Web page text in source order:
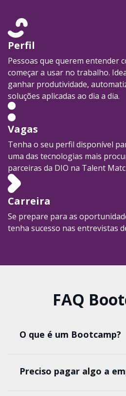
Perfil
Pessoas que querem entender
começar a usar no trabalho.
ganhar produtividade,
soluções aplicadas ao dia a dia.
Vagas
Tenha o seu perfil disponível
uma das tecnologias mais
parceiras da DIO na Talent
Carreira
Se prepare para as
tenha sucesso nas entrevistas
FAQ
O que é um Bootcamp?
Preciso pagar algo a